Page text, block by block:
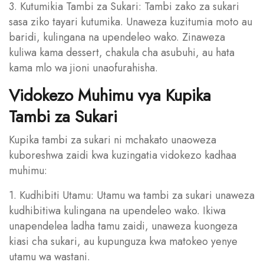
3. Kutumikia Tambi za Sukari: Tambi zako za sukari
sasa ziko tayari kutumika. Unaweza kuzitumia moto au
baridi, kulingana na upendeleo wako. Zinaweza
kuliwa kama dessert, chakula cha asubuhi, au hata
kama mlo wa jioni unaofurahisha.
Vidokezo Muhimu vya Kupika
Tambi za Sukari
Kupika tambi za sukari ni mchakato unaoweza
kuboreshwa zaidi kwa kuzingatia vidokezo kadhaa
muhimu:
1. Kudhibiti Utamu: Utamu wa tambi za sukari unaweza
kudhibitiwa kulingana na upendeleo wako. Ikiwa
unapendelea ladha tamu zaidi, unaweza kuongeza
kiasi cha sukari, au kupunguza kwa matokeo yenye
utamu wa wastani.